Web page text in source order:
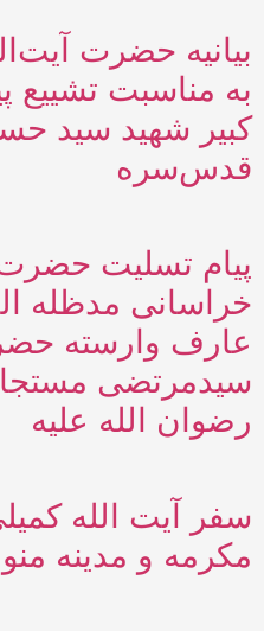
بیانیه حضرت
به مناسبت تشییع
کبیر شهید سید
قدس‌سره
پیام تسلیت حضرت
خراسانی مدظله
عارف وارسته
سیدمرتضی
رضوان الله علیه
سفر آیت الله
مکرمه و مدینه